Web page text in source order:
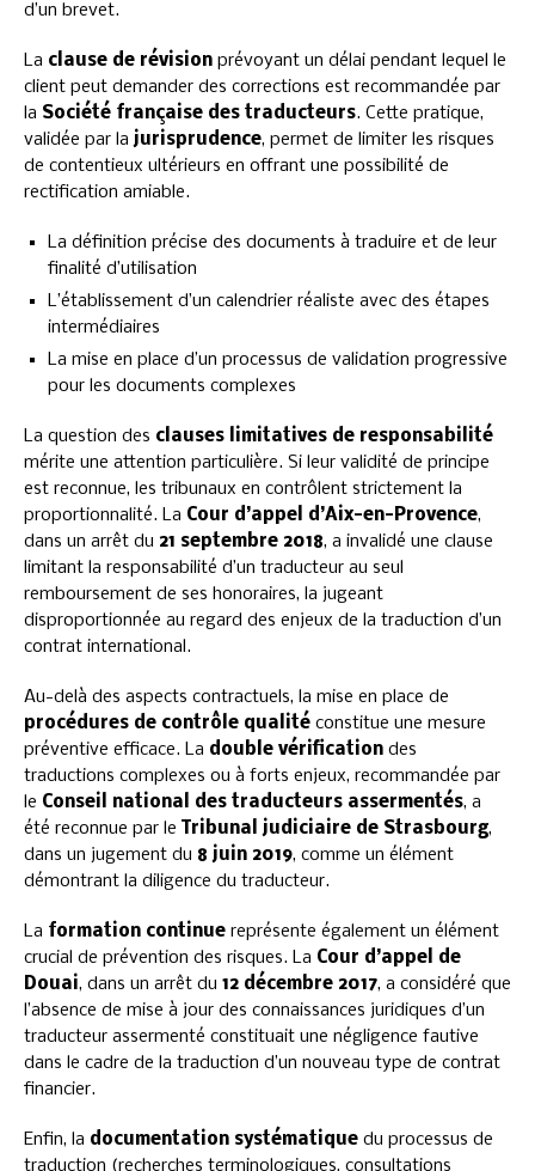
d’un brevet.
La clause de révision prévoyant un délai pendant lequel le
client peut demander des corrections est recommandée par
la Société française des traducteurs. Cette pratique,
validée par la jurisprudence, permet de limiter les risques
de contentieux ultérieurs en offrant une possibilité de
rectification amiable.
La définition précise des documents à traduire et de leur
finalité d’utilisation
L’établissement d’un calendrier réaliste avec des étapes
intermédiaires
La mise en place d’un processus de validation progressive
pour les documents complexes
La question des clauses limitatives de responsabilité
mérite une attention particulière. Si leur validité de principe
est reconnue, les tribunaux en contrôlent strictement la
proportionnalité. La Cour d’appel d’Aix-en-Provence,
dans un arrêt du 21 septembre 2018, a invalidé une clause
limitant la responsabilité d’un traducteur au seul
remboursement de ses honoraires, la jugeant
disproportionnée au regard des enjeux de la traduction d’un
contrat international.
Au-delà des aspects contractuels, la mise en place de
procédures de contrôle qualité constitue une mesure
préventive efficace. La double vérification des
traductions complexes ou à forts enjeux, recommandée par
le Conseil national des traducteurs assermentés, a
été reconnue par le
Tribunal judiciaire de Strasbourg,
dans un jugement du 8 juin 2019, comme un élément
démontrant la diligence du traducteur.
La formation continue représente également un élément
crucial de prévention des risques. La Cour d’appel de
Douai, dans un arrêt du 12 décembre 2017, a considéré que
l’absence de mise à jour des connaissances juridiques d’un
traducteur assermenté constituait une négligence fautive
dans le cadre de la traduction d’un nouveau type de contrat
financier.
Enfin, la documentation systématique du processus de
traduction (recherches terminologiques, consultations